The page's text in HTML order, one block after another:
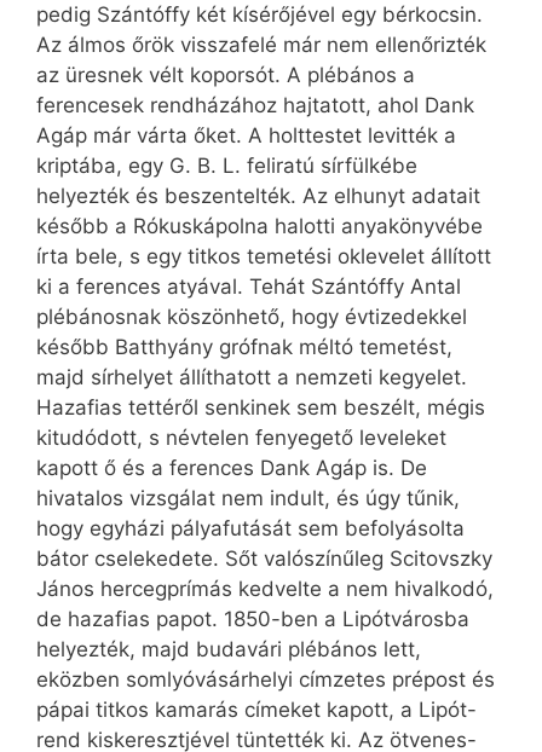
pedig Szántóffy két kísérőjével egy bérkocsin.
Az álmos őrök visszafelé már nem ellenőrizték
az üresnek vélt koporsót. A plébános a
ferencesek rendházához hajtatott, ahol Dank
Agáp már várta őket. A holttestet levitték a
kriptába, egy G. B. L. feliratú sírfülkébe
helyezték és beszentelték. Az elhunyt adatait
később a Rókuskápolna halotti anyakönyvébe
írta bele, s egy titkos temetési oklevelet állított
ki a ferences atyával. Tehát Szántóffy Antal
plébánosnak köszönhető, hogy évtizedekkel
később Batthyány grófnak méltó temetést,
majd sírhelyet állíthatott a nemzeti kegyelet.
Hazafias tettéről senkinek sem beszélt, mégis
kitudódott, s névtelen fenyegető leveleket
kapott ő és a ferences Dank Agáp is. De
hivatalos vizsgálat nem indult, és úgy tűnik,
hogy egyházi pályafutását sem befolyásolta
bátor cselekedete. Sőt valószínűleg Scitovszky
János hercegprímás kedvelte a nem hivalkodó,
de hazafias papot. 1850-ben a Lipótvárosba
helyezték, majd budavári plébános lett,
eközben somlyóvásárhelyi címzetes prépost és
pápai titkos kamarás címeket kapott, a Lipót-
rend kiskeresztjével tüntették ki. Az ötvenes-